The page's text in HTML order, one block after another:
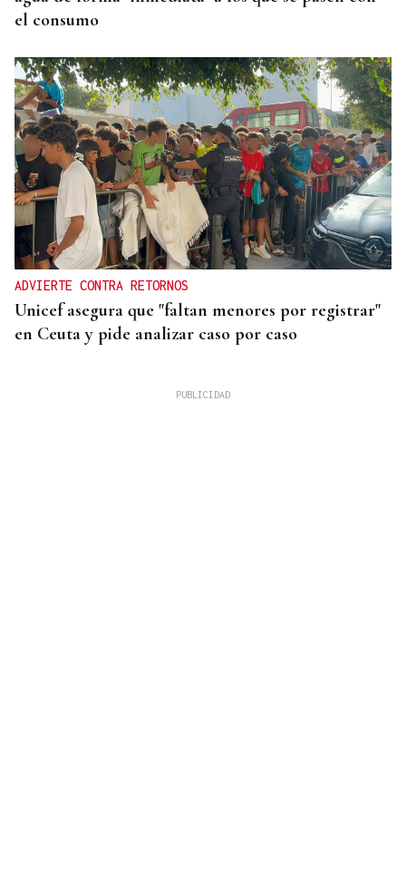
el consumo
ADVIERTE CONTRA RETORNOS
Unicef asegura que "faltan menores por registrar"
en Ceuta y pide analizar caso por caso